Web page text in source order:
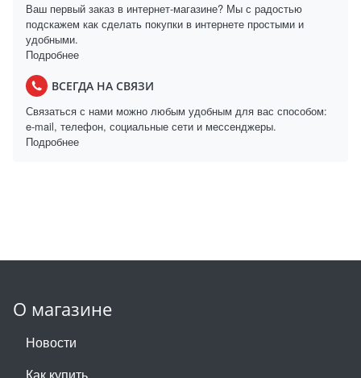
Ваш первый заказ в интернет-магазине? Мы с радостью
подскажем как сделать покупки в интернете простыми и
удобными.
Подробнее
ВСЕГДА НА СВЯЗИ
Связаться с нами можно любым удобным для вас способом:
e-mail, телефон, социальные сети и мессенджеры.
Подробнее
О магазине
Новости